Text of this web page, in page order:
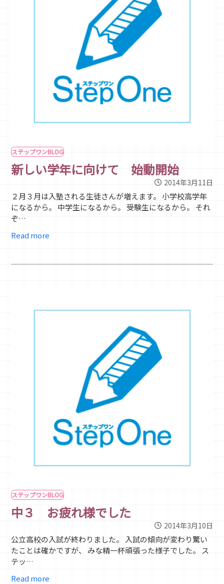
ステップワンBLOG
新しい学年に向けて 始動開始
2014年3月11日
２月３月は入塾される生徒さんが増えます。 小学校高学年
になるから。 中学生になるから。 受験生になるから。 それ
ぞ…
Read more
ステップワンBLOG
中３ お疲れ様でした
2014年3月10日
公立高校の入試が終わりました。 入試の傾向が変わり驚い
たことは確かですが、 みな精一杯頑張った様子でした。 ス
テッ…
Read more